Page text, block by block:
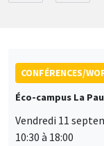
CONFÉRENCES/
Éco-campus La
Vendredi 11
10:30 à 18:00